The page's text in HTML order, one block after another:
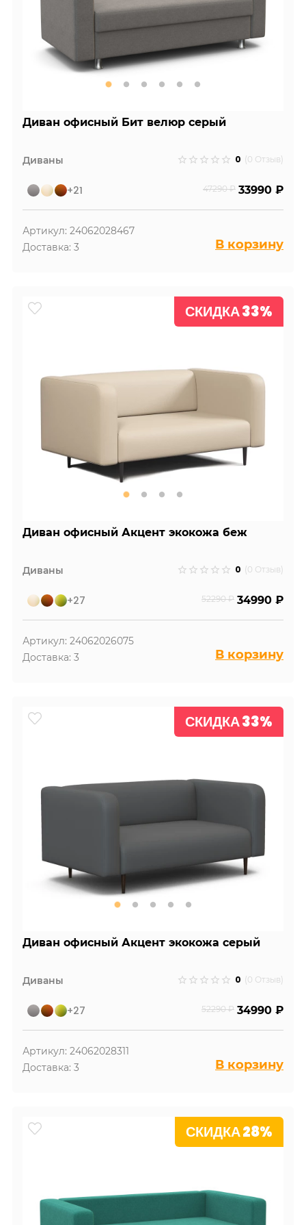
Диван офисный Бит велюр серый
Диваны 0 (0 Отзыв)
+21 47290 ₽ 33990 ₽
Артикул: 24062028467
Доставка: 3
В корзину
СКИДКА 33%
Диван офисный Акцент экокожа беж
Диваны 0 (0 Отзыв)
+27 52290 ₽ 34990 ₽
Артикул: 24062026075
Доставка: 3
В корзину
СКИДКА 33%
Диван офисный Акцент экокожа серый
Диваны 0 (0 Отзыв)
+27 52290 ₽ 34990 ₽
Артикул: 24062028311
Доставка: 3
В корзину
СКИДКА 28%